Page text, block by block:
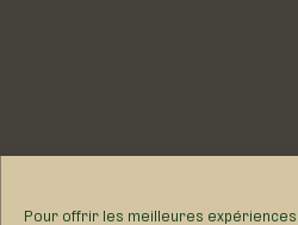
Pour offrir les meilleures